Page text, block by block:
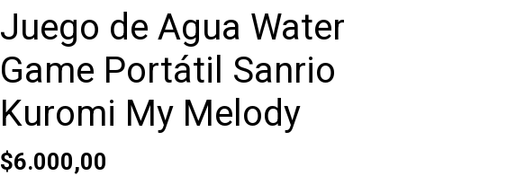
Juego de Agua Water
Game Portátil Sanrio
Kuromi My Melody
$6.000,00